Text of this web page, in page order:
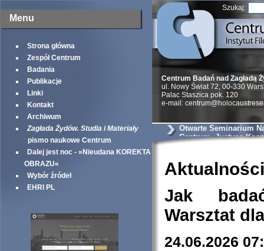
Menu
Strona główna
Zespół Centrum
Badania
Publikacje
Linki
Kontakt
Archiwum
Zagłada Żydów. Studia i Materiały
pismo naukowe Centrum
Dalej jest noc - »Nieudana KOREKTA
OBRAZU«
Wybór źródeł
EHRI PL
Szukaj:
Centrum Badań nad Zagładą
ul. Nowy Świat 72, 00-330
Palac Staszica pok. 120
e-mail:
Otwarte Seminarium
Centrum. Justyna
dyskurs o Zagładzie.
Aktualności
Jak
Warsztat
24.06.2026